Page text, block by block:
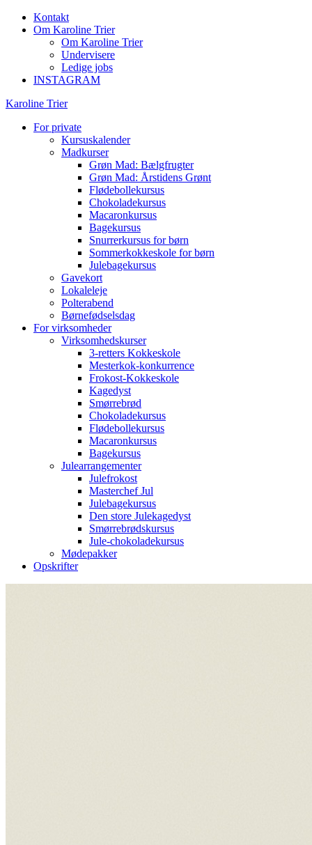
Kontakt
Om Karoline Trier
Om Karoline Trier
Undervisere
Ledige jobs
INSTAGRAM
Karoline Trier
For private
Kursuskalender
Madkurser
Grøn Mad: Bælgfrugter
Grøn Mad: Årstidens Grønt
Flødebollekursus
Chokoladekursus
Macaronkursus
Bagekursus
Snurrerkursus for børn
Sommerkokkeskole for børn
Julebagekursus
Gavekort
Lokaleleje
Polterabend
Børnefødselsdag
For virksomheder
Virksomhedskurser
3-retters Kokkeskole
Mesterkok-konkurrence
Frokost-Kokkeskole
Kagedyst
Smørrebrød
Chokoladekursus
Flødebollekursus
Macaronkursus
Bagekursus
Julearrangementer
Julefrokost
Masterchef Jul
Julebagekursus
Den store Julekagedyst
Smørrebrødskursus
Jule-chokoladekursus
Mødepakker
Opskrifter